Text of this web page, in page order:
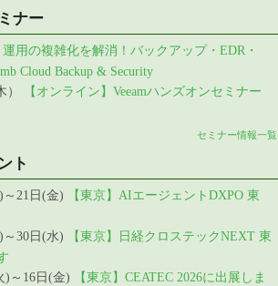
ナー
運用の複雑化を解消！バックアップ・EDR・
Cloud Backup & Security
【オンライン】Veeamハンズオンセミナー
セミナー情報一覧
ト
～21日(金)
【東京】AIエージェントDXPO 東
～30日(水)
【東京】日経クロステックNEXT 東
)～16日(金)
【東京】CEATEC 2026に出展しま